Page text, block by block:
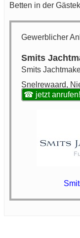
Betten in der
Gewerblicher
Smits
Smits
Snelrewaard,
☎ jetzt anrufen!